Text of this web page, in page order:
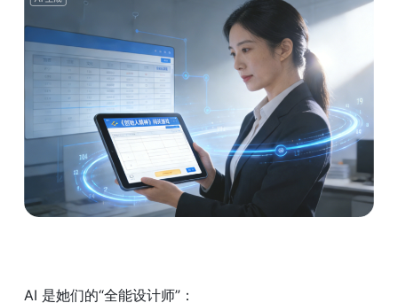
AI 是她们的“全能设计师”：